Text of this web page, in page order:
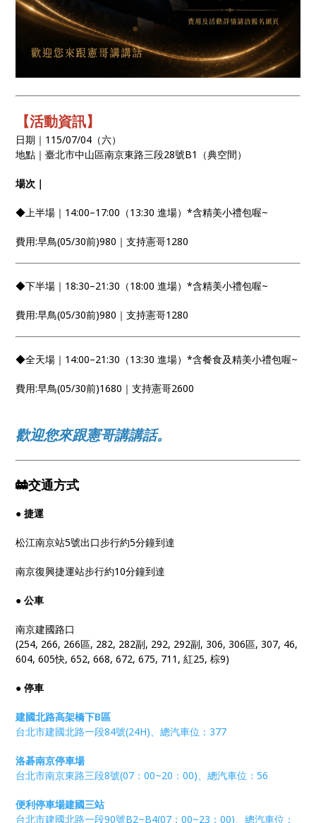
【活動資訊】
日期｜115/07/04（六）
地點｜臺北市中山區南京東路三段28號B1（典空間）
場次｜
◆上半場｜14:00–17:00（13:30 進場）*含精美小禮包喔~
費用:早鳥(05/30前)980｜支持憲哥1280
◆下半場｜18:30–21:30（18:00 進場）*含精美小禮包喔~
費用:早鳥(05/30前)980｜支持憲哥1280
◆全天場｜14:00–21:30（13:30 進場）*含餐食及精美小禮包喔~
費用:早鳥(05/30前)1680｜支持憲哥2600
歡迎您來跟憲哥講講話。
🚋交通方式
● 捷運
松江南京站5號出口步行約5分鐘到達
南京復興捷運站步行約10分鐘到達
● 公車
南京建國路口
(254, 266, 266區, 282, 282副, 292, 292副, 306, 306區, 307, 46,
604, 605快, 652, 668, 672, 675, 711, 紅25, 棕9)
● 停車
建國北路高架橋下B區
台北市建國北路一段84號(24H)、總汽車位：377
洛碁南京停車場
台北市南京東路三段8號(07：00~20：00)、總汽車位：56
便利停車場建國三站
台北市建國北路一段90號B2~B4(07：00~23：00)、總汽車位：